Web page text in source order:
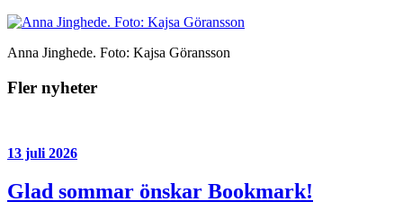
Anna Jinghede. Foto: Kajsa Göransson
Fler nyheter
13 juli 2026
Glad sommar önskar Bookmark!